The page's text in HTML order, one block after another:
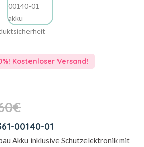
Kostenloser Versand!
00140-01
Akku inklusive Schutzelektronik mit